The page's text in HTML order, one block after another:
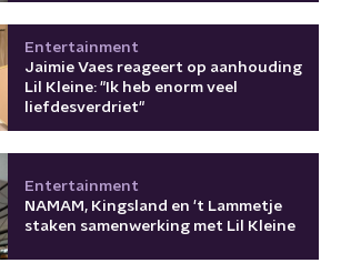
Entertainment
Jaimie Vaes reageert op aanhouding
Lil Kleine: "Ik heb enorm veel
liefdesverdriet"
Entertainment
NAMAM, Kingsland en 't Lammetje
staken samenwerking met Lil Kleine